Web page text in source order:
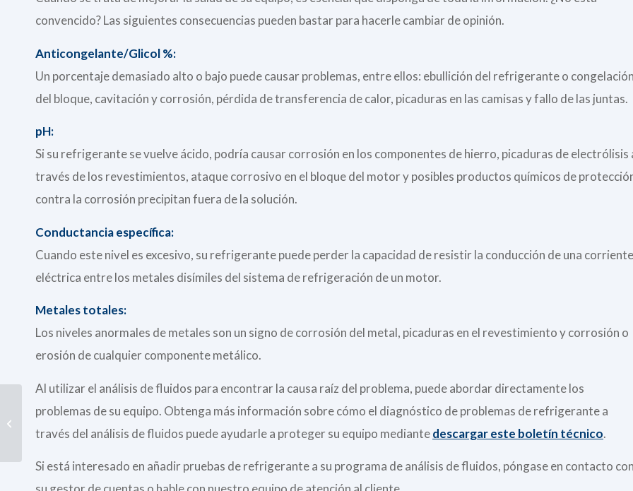
convencido? Las siguientes consecuencias pueden bastar para hacerle cambiar de opinión.
Anticongelante/Glicol %:
Un porcentaje demasiado alto o bajo puede causar problemas, entre ellos: ebullición del refrigerante o
del bloque, cavitación y corrosión, pérdida de transferencia de calor, picaduras en las camisas y fallo de las juntas.
pH:
Si su refrigerante se vuelve ácido, podría causar corrosión en los componentes de hierro, picaduras de electrólisis
través de los revestimientos, ataque corrosivo en el bloque del motor y posibles productos químicos de
contra la corrosión precipitan fuera de la solución.
Conductancia específica:
Cuando este nivel es excesivo, su refrigerante puede perder la capacidad de resistir la conducción de una corriente
eléctrica entre los metales disímiles del sistema de refrigeración de un motor.
Metales totales:
Los niveles anormales de metales son un signo de corrosión del metal, picaduras en el revestimiento y corrosión o
erosión de cualquier componente metálico.
Al utilizar el análisis de fluidos para encontrar la causa raíz del problema, puede abordar directamente los
problemas de su equipo. Obtenga más información sobre cómo el diagnóstico de problemas de refrigerante a
través del análisis de fluidos puede ayudarle a proteger su equipo mediantedescargar este boletín técnico.
Si está interesado en añadir pruebas de refrigerante a su programa de análisis de fluidos, póngase en contacto
Cómo: Dosificación y
lubricante